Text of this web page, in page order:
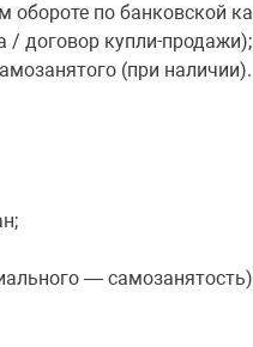
по банковской
/ договор купли-продажи);
(при наличии).
—